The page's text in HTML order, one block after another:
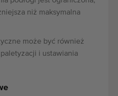
niż maksymalna
może być również
i ustawiania